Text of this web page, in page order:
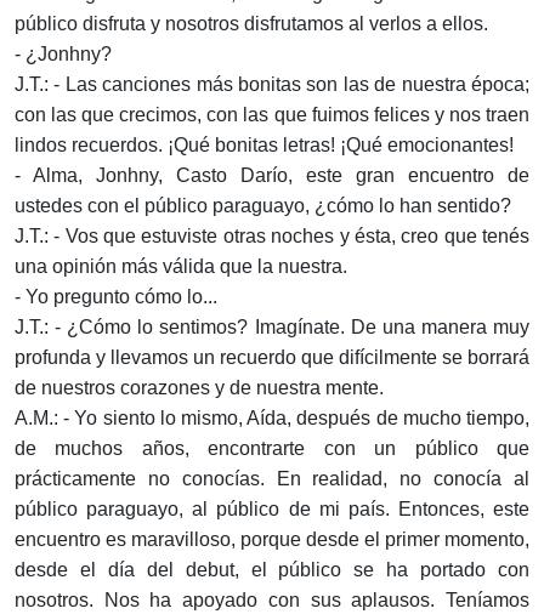
público disfruta y nosotros disfrutamos al verlos a ellos.
- ¿Jonhny?
J.T.: - Las canciones más bonitas son las de nuestra época;
con las que crecimos, con las que fuimos felices y nos traen
lindos recuerdos. ¡Qué bonitas letras! ¡Qué emocionantes!
- Alma, Jonhny, Casto Darío, este gran encuentro de
ustedes con el público paraguayo, ¿cómo lo han sentido?
J.T.: - Vos que estuviste otras noches y ésta, creo que tenés
una opinión más válida que la nuestra.
- Yo pregunto cómo lo...
J.T.: - ¿Cómo lo sentimos? Imagínate. De una manera muy
profunda y llevamos un recuerdo que difícilmente se borrará
de nuestros corazones y de nuestra mente.
A.M.: - Yo siento lo mismo, Aída, después de mucho tiempo,
de muchos años, encontrarte con un público que
prácticamente no conocías. En realidad, no conocía al
público paraguayo, al público de mi país. Entonces, este
encuentro es maravilloso, porque desde el primer momento,
desde el día del debut, el público se ha portado con
nosotros. Nos ha apoyado con sus aplausos. Teníamos